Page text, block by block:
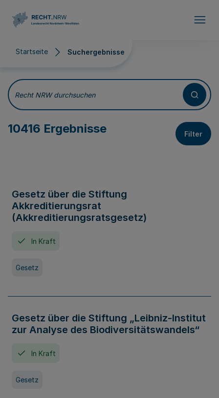
Startseite Suchergebnisse
Suchergebnisse
Recht NRW durchsuchen
10416 Ergebnisse Filter
Gesetz über die Stiftung
Akkreditierungsrat
(Akkreditierungsratsgesetz)
In Kraft
Gesetz
Gesetz über die Stiftung „Leibniz-Institut
zur Analyse des Biodiversitätswandels“
In Kraft
Gesetz